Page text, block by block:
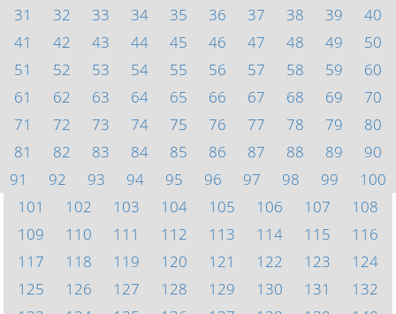
31
32 33 34 35 36 37 38 39
40
41
42 43 44 45 46 47 48 49
50
51
52 53 54 55 56 57 58 59
60
61
62 63 64 65 66 67 68 69
70
71
72 73 74 75 76 77 78 79
80
81
82 83 84 85 86 87 88 89
90
91
92 93 94 95 96 97 98 99
100
101
102 103 104 105 106 107
108
109
110 111 112 113 114 115
116
117
118 119 120 121 122 123
124
125
126 127 128 129 130 131
132